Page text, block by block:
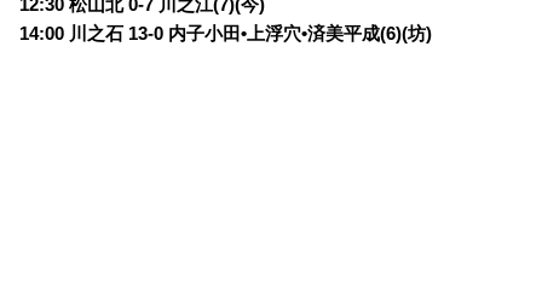
12:30 松山北 0-7 川之江(7)(今)
14:00 川之石 13-0 内子小田•上浮穴•済美平成(6)(坊)